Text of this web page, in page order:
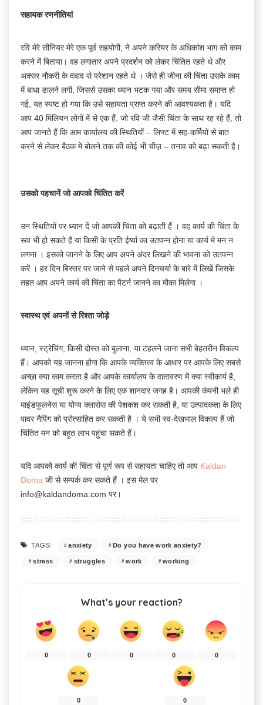
सहायक रणनीतियां
रवि मेरे सीनियर मेरे एक पूर्व सहयोगी, ने अपने करियर के अधिकांश भाग को काम
करने में बिताया। वह लगातार अपने प्रदर्शन को लेकर चिंतित रहते थे और
अक्सर नौकरी के दबाव से परेशान रहते थे । जैसे ही जीना की चिंता उसके काम
में बाधा डालने लगी, जिससे उसका ध्यान भटक गया और समय सीमा समाप्त हो
गई, यह स्पष्ट हो गया कि उसे सहायता प्राप्त करने की आवश्यकता है। यदि
आप 40 मिलियन लोगों में से एक हैं, जो रवि जी जैसी चिंता के साथ रह रहे हैं, तो
आप जानते हैं कि आम कार्यालय की स्थितियों – लिफ्ट में सह-कर्मियों से बात
करने से लेकर बैठक में बोलने तक की कोई भी चीज़ – तनाव को बढ़ा सकती है।
उसको पहचानें जो आपको चिंतित करें
उन स्थितियों पर ध्यान दें जो आपकी चिंता को बढ़ाती हैं । वह कार्य की चिंता के
रूप भी हो सकते हैं या किसी के प्रति ईर्ष्या का उतपन्न होना या कार्य मे मन न
लगना । इसको जानने के लिए आप अपने अंदर लिखने की भावना को उतपन्न
करें । हर दिन बिस्तर पर जाने से पहले अपने दिनचर्या के बारे में लिखें जिसके
तहत आप अपने कार्य की चिंता का पैटर्न जानने का मौका मिलेगा ।
स्वास्थ एवं अपनों से रिश्ता जोड़े
ध्यान, स्ट्रेचिंग, किसी दोस्त को बुलाना, या टहलने जाना सभी बेहतरीन विकल्प
हैं। आपको यह जानना होगा कि आपके व्यक्तित्व के आधार पर आपके लिए सबसे
अच्छा क्या काम करता है और आपके कार्यालय के वातावरण में क्या स्वीकार्य है,
लेकिन यह सूची शुरू करने के लिए एक शानदार जगह है। आपकी कंपनी भले ही
माइंडफुलनेस या योग्य क्लासेस की पेशकश कर सकती है, या उत्पादकता के लिए
पावर नैपिंग को प्रोत्साहित कर सकती है । ये सभी स्व-देखभाल विकल्प हैं जो
चिंतित मन को बहुत लाभ पहुंचा सकते हैं।
यदि आपको कार्य की चिंता से पूर्ण रूप से सहायता चाहिए तो आप Kaldan
Doma जी से सम्पर्क कर सकते हैं । इस मेल पर
info@kaldandoma.com पर।
TAGS: anxiety Do you have work anxiety?
stress struggles work working
What’s your reaction?
0 0 0 0 0
0 0